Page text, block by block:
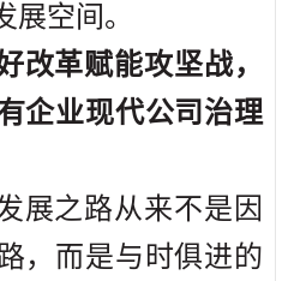
展空间。
改革赋能攻坚战，
企业现代公司治理
展之路从来不是因
，而是与时俱进的